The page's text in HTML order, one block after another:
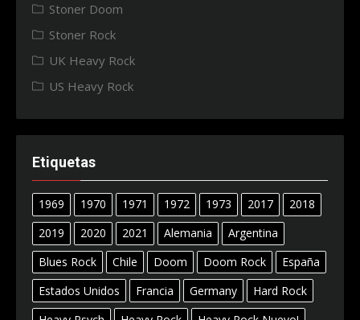
Stoner Doom
Stoner Rock
UK Heavy Rock
US Heavy Rock
Etiquetas
1969 1970 1971 1972 1973 2017
2018
2019
2020 2021 Alemania
Argentina
Blues Rock
Chile Doom Doom Rock
España
Estados Unidos
Francia Germany
Hard Rock